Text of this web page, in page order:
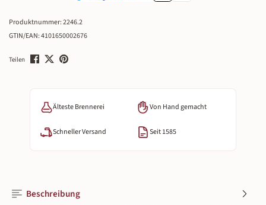
Produktnummer:2246.2
GTIN/EAN:4101650002676
Teilen
Älteste Brennerei Von Hand gemacht
Schneller Versand Seit 1585
Beschreibung